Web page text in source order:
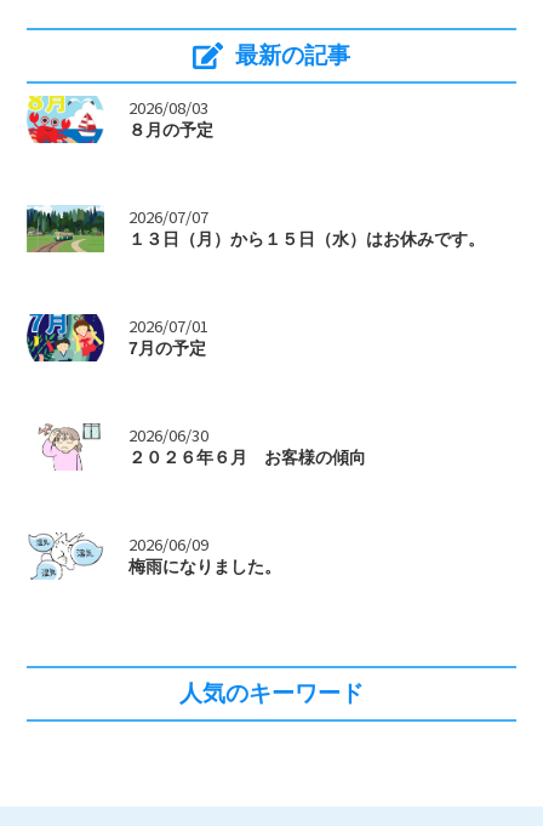
最新の記事
> 2026/08/03
８月の予定
> 2026/07/07
１３日（月）から１５日（水）はお休みです。
> 2026/07/01
7月の予定
> 2026/06/30
２０２６年６月 お客様の傾向
> 2026/06/09
梅雨になりました。
人気のキーワード